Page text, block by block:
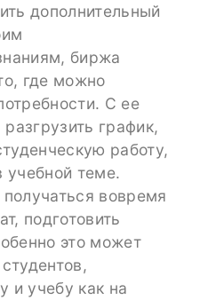
дополнительный
биржа
где можно
С ее
график,
работу,
учебной теме.
вовремя
подготовить
это может
и учебу как на